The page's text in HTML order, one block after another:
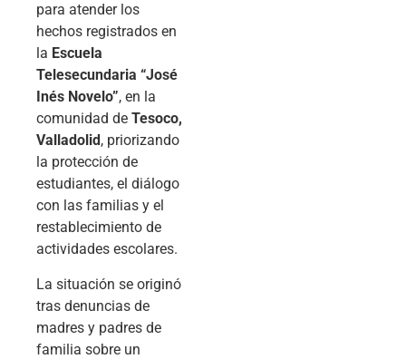
para atender los
hechos registrados en
la Escuela
Telesecundaria “José
Inés Novelo”, en la
comunidad de Tesoco,
Valladolid , priorizando
la protección de
estudiantes, el diálogo
con las familias y el
restablecimiento de
actividades escolares.
La situación se originó
tras denuncias de
madres y padres de
familia sobre un